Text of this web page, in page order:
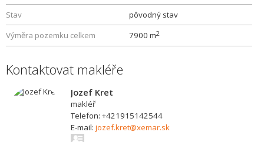
Stav
pôvodný stav
Výměra pozemku celkem
7900 m2
Kontaktovat makléře
Jozef Kret
makléř
Telefon: +421915142544
E-mail: jozef.kret@xemar.sk